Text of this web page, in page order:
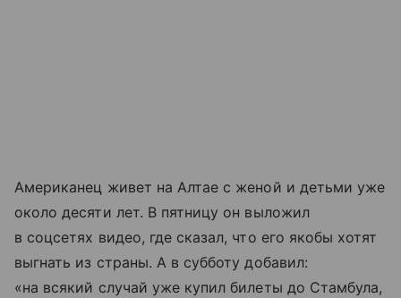
Американец живет на Алтае с женой и детьми уже
около десяти лет. В пятницу он выложил
в соцсетях видео, где сказал, что его якобы хотят
выгнать из страны. А в субботу добавил:
«на всякий случай уже купил билеты до Стамбула,